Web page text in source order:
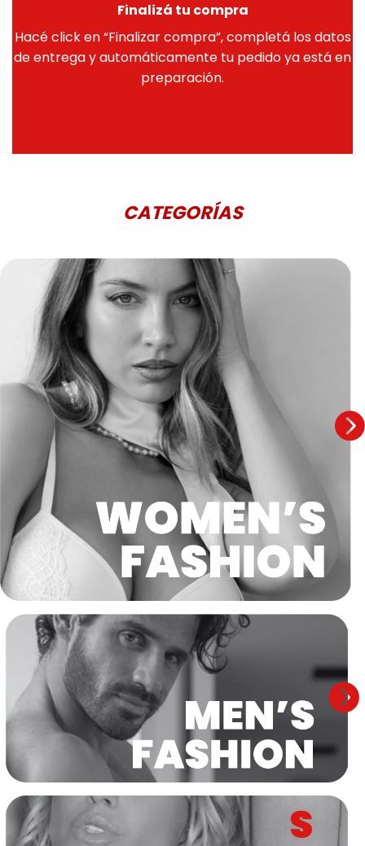
Finalizá tu compra
Hacé click en “Finalizar compra”, completá los datos
de entrega y automáticamente tu pedido ya está en
preparación.
CATEGORÍAS